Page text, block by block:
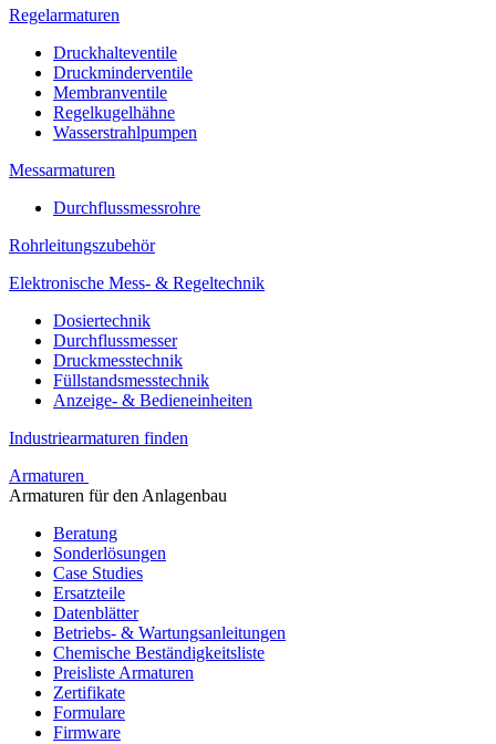
Regelarmaturen
Druckhalteventile
Druckminderventile
Membranventile
Regelkugelhähne
Wasserstrahlpumpen
Messarmaturen
Durchflussmessrohre
Rohrleitungszubehör
Elektronische Mess- & Regeltechnik
Dosiertechnik
Durchflussmesser
Druckmesstechnik
Füllstandsmesstechnik
Anzeige- & Bedieneinheiten
Industriearmaturen finden
Armaturen
Armaturen für den Anlagenbau
Beratung
Sonderlösungen
Case Studies
Ersatzteile
Datenblätter
Betriebs- & Wartungsanleitungen
Chemische Beständigkeitsliste
Preisliste Armaturen
Zertifikate
Formulare
Firmware